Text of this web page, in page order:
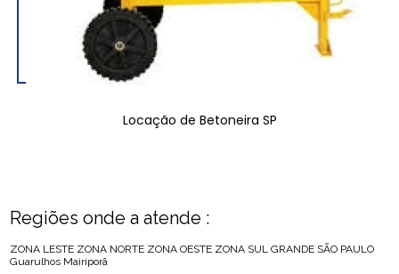
Locação de Betoneira SP
Regiões onde a atende :
ZONA LESTE ZONA NORTE ZONA OESTE ZONA SUL GRANDE SÃO PAULO
Guarulhos Mairiporã